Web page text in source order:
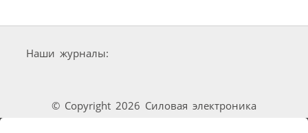
Наши журналы:
© Copyright 2026 Силовая электроника